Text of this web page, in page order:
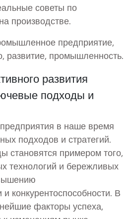
советы по
производстве.
предприятие,
развитие, промышленность.
развития
подходы и
в наше время
подходов и стратегий.
становятся примером того,
технологий и бережливых
и конкурентоспособности. В
факторы успеха,